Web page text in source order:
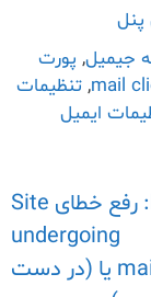
جیمیل, پورت
, تنظیمات
ایمیل
رفع خطای Site
undergoing
maintenance یا (در دست